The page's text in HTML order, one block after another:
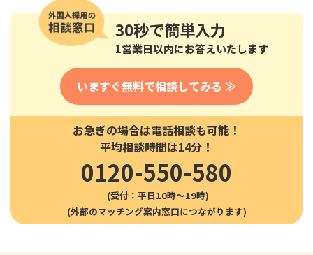
30秒で簡単入力
1営業日以内にお答えいたします
いますぐ無料で相談してみる ≫
お急ぎの場合は電話相談も可能！
平均相談時間は14分！
0120-550-580
(受付：平日10時〜19時)